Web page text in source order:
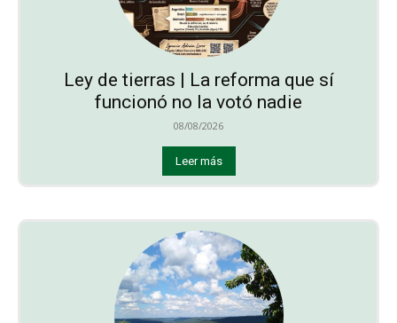
Ley de tierras | La reforma que sí
funcionó no la votó nadie
08/08/2026
Leer más